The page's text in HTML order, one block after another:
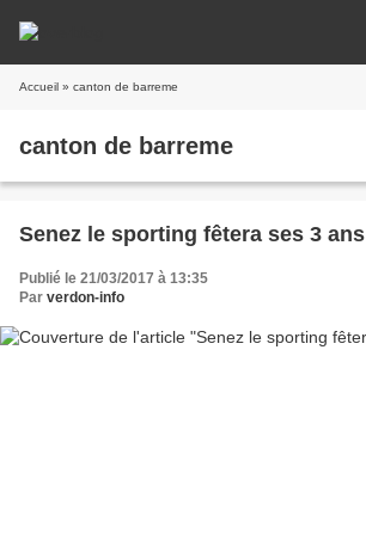
Accueil » canton de barreme
canton de barreme
Senez le sporting fêtera ses 3 ans
Publié le 21/03/2017 à 13:35
Par verdon-info